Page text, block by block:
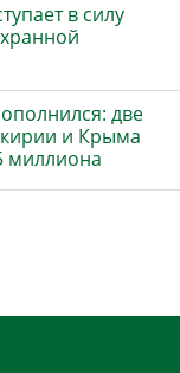
в силу
две
и Крыма
миллиона